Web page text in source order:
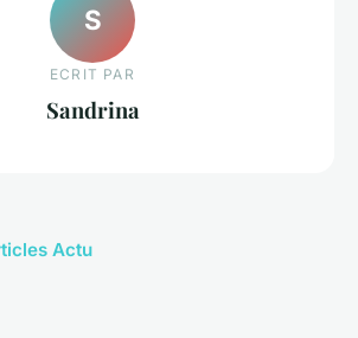
S
ECRIT PAR
Sandrina
Actu